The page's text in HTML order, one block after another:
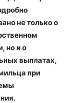
не только о
но и о
выплатах,
при